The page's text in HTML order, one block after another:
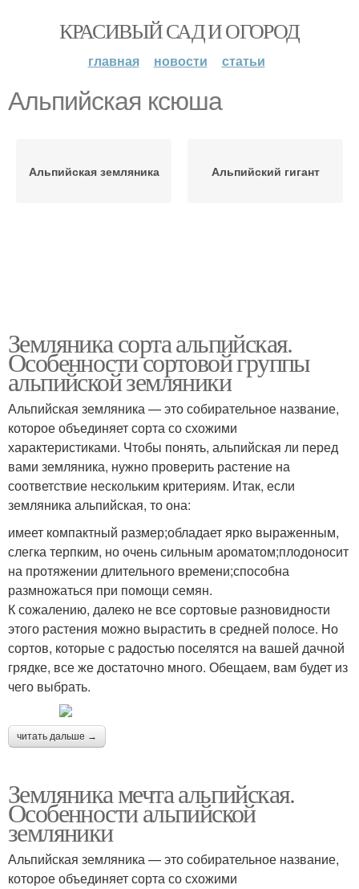
КРАСИВЫЙ САД И ОГОРОД
главная новости статьи
Альпийская ксюша
Альпийская земляника Альпийский гигант
Земляника сорта альпийская.
Особенности сортовой группы
альпийской земляники
Альпийская земляника — это собирательное название,
которое объединяет сорта со схожими
характеристиками. Чтобы понять, альпийская ли перед
вами земляника, нужно проверить растение на
соответствие нескольким критериям. Итак, если
земляника альпийская, то она:
имеет компактный размер;обладает ярко выраженным,
слегка терпким, но очень сильным ароматом;плодоносит
на протяжении длительного времени;способна
размножаться при помощи семян.
К сожалению, далеко не все сортовые разновидности
этого растения можно вырастить в средней полосе. Но
сортов, которые с радостью поселятся на вашей дачной
грядке, все же достаточно много. Обещаем, вам будет из
чего выбрать.
читать дальше →
Земляника мечта альпийская.
Особенности альпийской
земляники
Альпийская земляника — это собирательное название,
которое объединяет сорта со схожими